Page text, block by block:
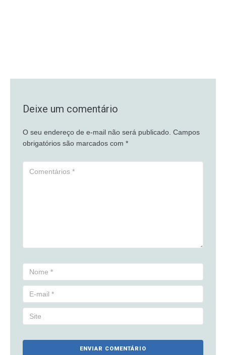
Deixe um comentário
O seu endereço de e-mail não será publicado. Campos
obrigatórios são marcados com *